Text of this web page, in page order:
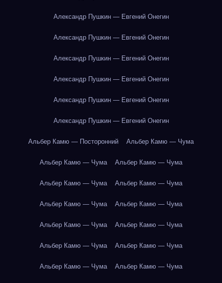
Александр Пушкин — Евгений Онегин
Александр Пушкин — Евгений Онегин
Александр Пушкин — Евгений Онегин
Александр Пушкин — Евгений Онегин
Александр Пушкин — Евгений Онегин
Александр Пушкин — Евгений Онегин
Альбер Камю — Посторонний Альбер Камю — Чума
Альбер Камю — Чума Альбер Камю — Чума
Альбер Камю — Чума Альбер Камю — Чума
Альбер Камю — Чума Альбер Камю — Чума
Альбер Камю — Чума Альбер Камю — Чума
Альбер Камю — Чума Альбер Камю — Чума
Альбер Камю — Чума Альбер Камю — Чума